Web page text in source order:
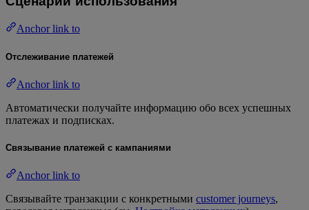
Anchor link to
Отслеживание платежей
Anchor link to
Автоматически получайте информацию обо всех успешных
платежах и подписках.
Связывание платежей с кампаниями
Anchor link to
Связывайте транзакции с конкретными customer journeys,